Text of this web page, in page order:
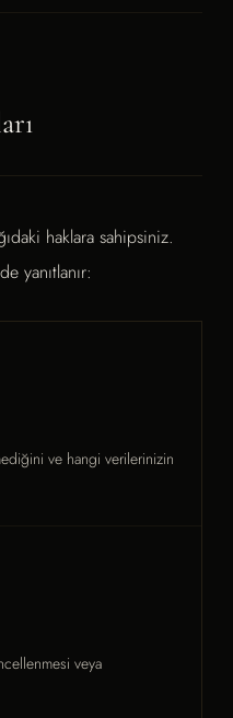
haklara sahipsiniz.
yanıtlanır:
ve hangi verilerinizin
veya